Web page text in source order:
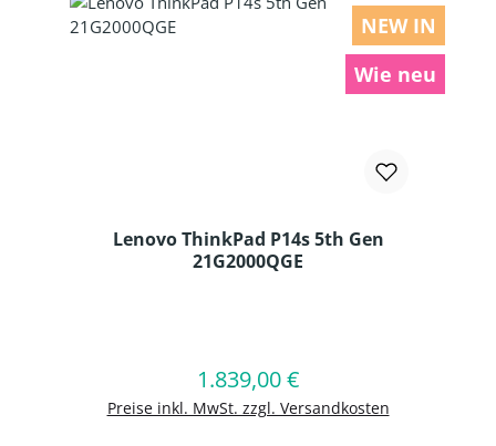
NEW IN
Wie neu
Lenovo ThinkPad P14s 5th Gen
21G2000QGE
Regulärer Preis:
1.839,00 €
Preise inkl. MwSt. zzgl. Versandkosten
In den Warenkorb